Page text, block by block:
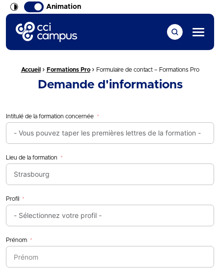
Animation
CCI Campus La formation qui vous ressemble
Menu
Fil d'Ariane :
Accueil › Formations Pro › Formulaire de contact – Formations Pro
Demande d'informations
Intitulé de la formation concernée
Lieu de la formation
Profil
Prénom